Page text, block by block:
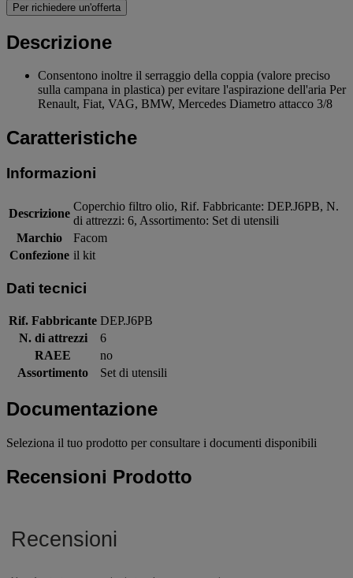
Per richiedere un'offerta
Descrizione
Consentono inoltre il serraggio della coppia (valore preciso
sulla campana in plastica) per evitare l'aspirazione dell'aria Per
Renault, Fiat, VAG, BMW, Mercedes Diametro attacco 3/8
Caratteristiche
Informazioni
Descrizione
Coperchio filtro olio, Rif. Fabbricante: DEP.J6PB, N.
di attrezzi: 6, Assortimento: Set di utensili
Marchio
Facom
Confezione il kit
Dati tecnici
Rif. Fabbricante DEP.J6PB
N. di attrezzi
6
RAEE
no
Assortimento
Set di utensili
Documentazione
Seleziona il tuo prodotto per consultare i documenti disponibili
Recensioni Prodotto